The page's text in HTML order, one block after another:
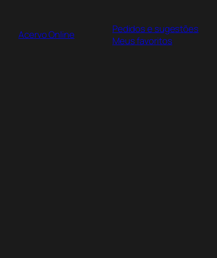
Acervo Online
Pedidos e sugestões
Meus favoritos